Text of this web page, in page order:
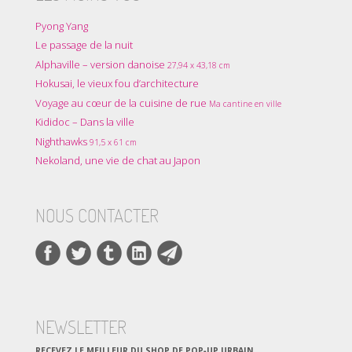
Pyong Yang
Le passage de la nuit
Alphaville – version danoise 27,94 x 43,18 cm
Hokusai, le vieux fou d’architecture
Voyage au cœur de la cuisine de rue Ma cantine en ville
Kididoc – Dans la ville
Nighthawks 91,5 x 61 cm
Nekoland, une vie de chat au Japon
NOUS CONTACTER
NEWSLETTER